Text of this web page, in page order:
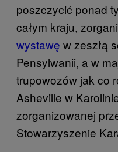
poszczycić ponad
całym kraju,
wystawę w zeszłą
Pensylwanii, a w
trupowozów jak co
Asheville w
zorganizowanej
Stowarzyszenie